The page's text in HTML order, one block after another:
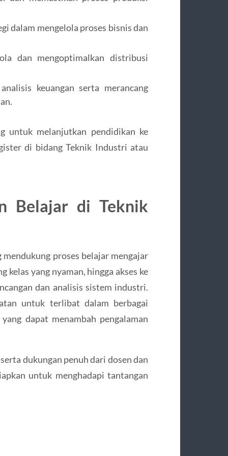
dalam mengelola proses bisnis dan
dan mengoptimalkan distribusi
keuangan serta merancang
untuk melanjutkan pendidikan ke
di bidang Teknik Industri atau
Belajar di Teknik
proses belajar mengajar
yang nyaman, hingga akses ke
dan analisis sistem industri.
untuk terlibat dalam berbagai
dapat menambah pengalaman
dukungan penuh dari dosen dan
untuk menghadapi tantangan